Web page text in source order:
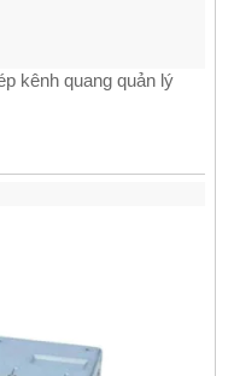
kênh quang quản lý